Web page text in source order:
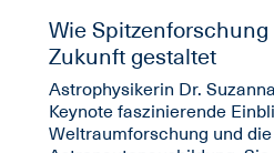
Wie
Zukunft gestaltet
Astrophysikerin Dr.
Keynote faszinierende
Weltraumforschung und die